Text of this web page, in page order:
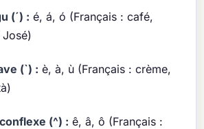
(´) : é, á, ó (Français : café,
(`) : è, à, ù (Français : crème,
(^) : ê, â, ô (Français :